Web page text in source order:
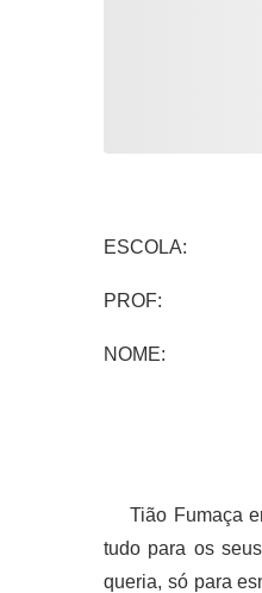
NOME:
Tião Fumaça
tudo para os
queria, só para